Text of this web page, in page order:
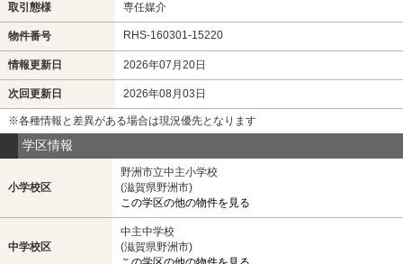
取引態様 専任媒介
物件番号 RHS-160301-15220
情報更新日 2026年07月20日
次回更新日 2026年08月03日
※各種情報と差異がある場合は現況優先となります
学区情報
小学校区
野洲市立中主小学校
(滋賀県野洲市)
この学区の他の物件を見る
中学校区
中主中学校
(滋賀県野洲市)